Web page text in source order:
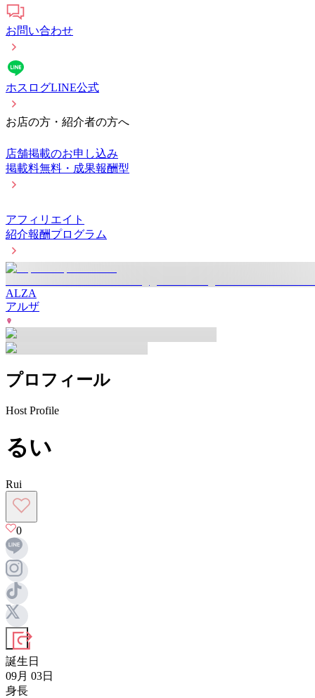
お問い合わせ
ホスログLINE公式
お店の方・紹介者の方へ
店舗掲載のお申し込み
掲載料無料・成果報酬型
アフィリエイト
紹介報酬プログラム
ALZA
アルザ
プロフィール
Host Profile
るい
Rui
0
誕生日
09月 03日
身長